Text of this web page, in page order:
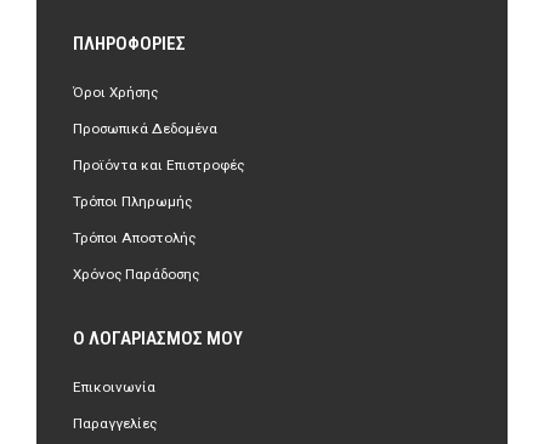
ΠΛΗΡΟΦΟΡΊΕΣ
Όροι Χρήσης
Προσωπικά Δεδομένα
Προϊόντα και Επιστροφές
Τρόποι Πληρωμής
Τρόποι Αποστολής
Χρόνος Παράδοσης
Ο ΛΟΓΑΡΙΑΣΜΌΣ ΜΟΥ
Επικοινωνία
Παραγγελίες